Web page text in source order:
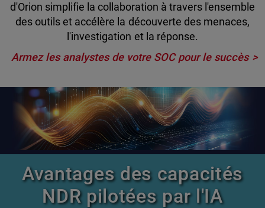
d'Orion simplifie la collaboration à travers l'ensemble
des outils et accélère la découverte des menaces,
l'investigation et la réponse.
Armez les analystes de votre SOC pour le succès
Avantages des capacités
NDR pilotées par l'IA